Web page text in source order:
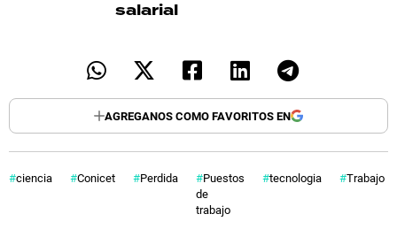
salarial
AGREGANOS COMO FAVORITOS EN
ciencia Conicet Perdida
Puestos
de
trabajo
tecnologia Trabajo